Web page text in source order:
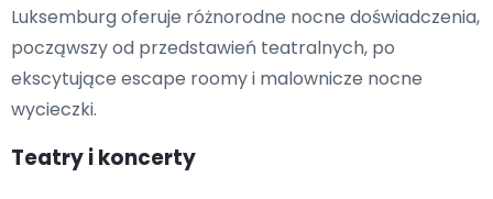
Luksemburg oferuje różnorodne nocne doświadczenia,
począwszy od przedstawień teatralnych, po
ekscytujące escape roomy i malownicze nocne
wycieczki.
Teatry i koncerty